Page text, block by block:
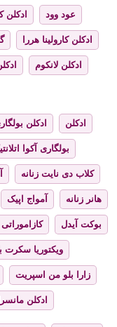
عود وود ادکلن
ادکلن کارولینا هررا
ادکلن لانکوم
ادکلن ادکلن
بولگاری آکوا
کلاب دی نایت زنانه
هانر زنانه آمواج اپیک
بوکت آیدل کازاموراتی
ویکتوریا
زارا بلو من اسپریت
ادکلن مانسرا